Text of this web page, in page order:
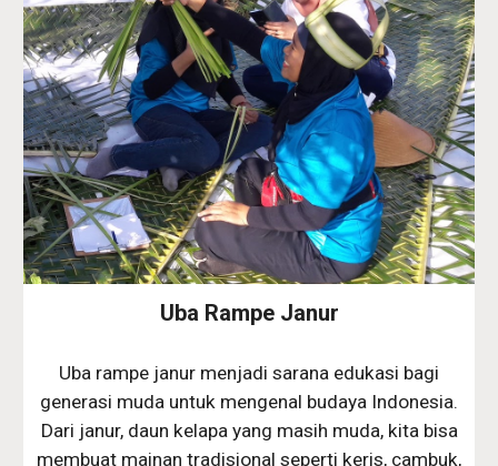
Uba Rampe Janur
Uba rampe janur menjadi sarana edukasi bagi
generasi muda untuk mengenal budaya Indonesia.
Dari janur, daun kelapa yang masih muda, kita bisa
membuat mainan tradisional seperti keris, cambuk,